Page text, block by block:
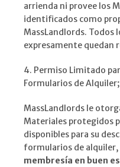
arrienda ni provee los
identificados como
MassLandlords. Todos
expresamente quedan
4. Permiso Limitado
Formularios de
MassLandlords le
Materiales protegidos
disponibles para su
formularios de alquiler,
membresía en buen